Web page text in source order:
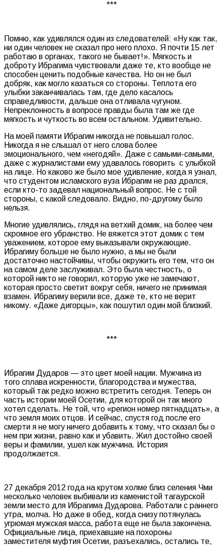
***
Помню, как удивлялся один из следователей: «Ну как так,
ни один человек не сказал про него плохо. Я почти 15 лет
работаю в органах, такого не бывает!». Мягкость и
доброту Ибрагима чувствовали даже те, кто вообще не
способен ценить подобные качества. Но он не был
добряк, как могло казаться со стороны. Теплота его
улыбки заканчивалась там, где дело касалось
справедливости, дальше она отливала чугуном.
Непреклонность в вопросе правды была там же где
мягкость и чуткость во всем остальном. Удивительно.
На моей памяти Ибрагим никогда не повышал голос.
Никогда я не слышал от него слова более
эмоционального, чем «негодяй». Даже с самыми-самыми,
даже с журналистами ему удавалось говорить с улыбкой
на лице. Но каково же было мое удивление, когда я узнал,
что студентом исламского вуза Ибрагим не раз дрался,
если кто-то задевал национальный вопрос. Не с той
стороны, с какой следовало. Видно, по-другому было
нельзя.
Многие удивлялись, глядя на ветхий домик, на более чем
скромное его убранство. Не вяжется этот домик с тем
уважением, которое ему выказывали окружающие.
Ибрагиму больше не было нужно, а мы не были
достаточно настойчивы, чтобы окружить его тем, что он
на самом деле заслуживал. Это была честность, о
которой никто не говорил, которую уже не замечают,
которая просто светит вокруг себя, ничего не принимая
взамен. Ибрагиму верили все, даже те, кто не верит
никому. «Даже дигорцы», как пошутил один мой близкий.
***
Ибрагим Дударов — это цвет моей нации. Мужчина из
того сплава искренности, благородства и мужества,
который так редко можно встретить сегодня. Теперь он
часть истории моей Осетии, для которой он так много
хотел сделать. Не той, что «регион номер пятнадцать», а
что земля моих отцов. И сейчас, спустя год после его
смерти я не могу ничего добавить к тому, что сказал бы о
нем при жизни, равно как и убавить. Жил достойно своей
веры и фамилии, ушел как мужчина. История
продолжается.
27 декабря 2012 года на крутом холме близ селения Чми
несколько человек выбивали из каменистой тагаурской
земли место для Ибрагима Дударова. Работали с раннего
утра, молча. Но даже в обед, когда снизу потянулась
угрюмая мужская масса, работа еще не была закончена.
Официальные лица, приехавшие на похороны
заместителя муфтия Осетии, разъехались, остались те,